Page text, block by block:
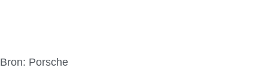
Bron: Porsche